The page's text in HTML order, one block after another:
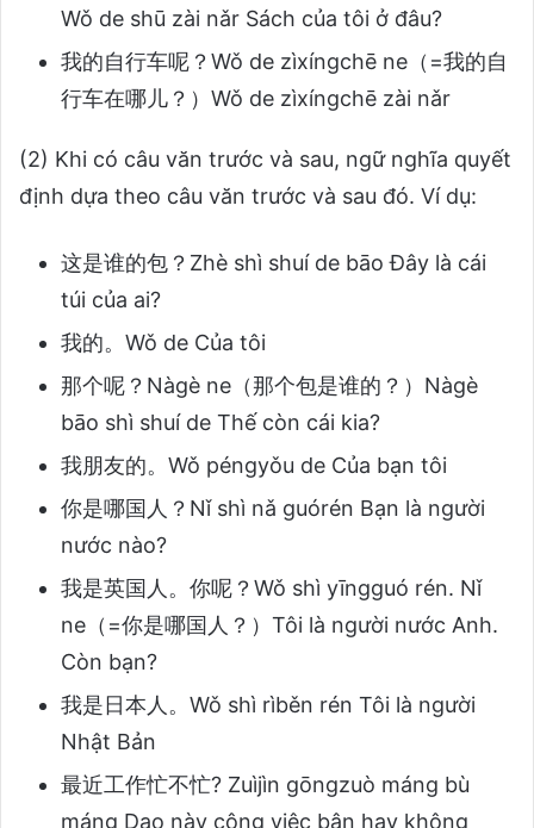
Wǒ de shū zài nǎr Sách của tôi ở đâu?
我的自行车呢？Wǒ de zìxíngchē ne（=我的自
行车在哪儿？）Wǒ de zìxíngchē zài nǎr
(2) Khi có câu văn trước và sau, ngữ nghĩa quyết
định dựa theo câu văn trước và sau đó. Ví dụ:
这是谁的包？Zhè shì shuí de bāo Đây là cái
túi của ai?
我的。Wǒ de Của tôi
那个呢？Nàgè ne（那个包是谁的？）Nàgè
bāo shì shuí de Thế còn cái kia?
我朋友的。Wǒ péngyǒu de Của bạn tôi
你是哪国人？Nǐ shì nǎ guórén Bạn là người
nước nào?
我是英国人。你呢？Wǒ shì yīngguó rén. Nǐ
ne（=你是哪国人？）Tôi là người nước Anh.
Còn bạn?
我是日本人。Wǒ shì rìběn rén Tôi là người
Nhật Bản
最近工作忙不忙? Zuìjìn gōngzuò máng bù
máng Dạo này công việc bận hay không